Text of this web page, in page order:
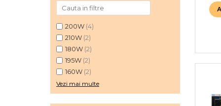
200W (4)
210W (2)
180W (2)
195W (2)
160W (2)
Vezi mai multe